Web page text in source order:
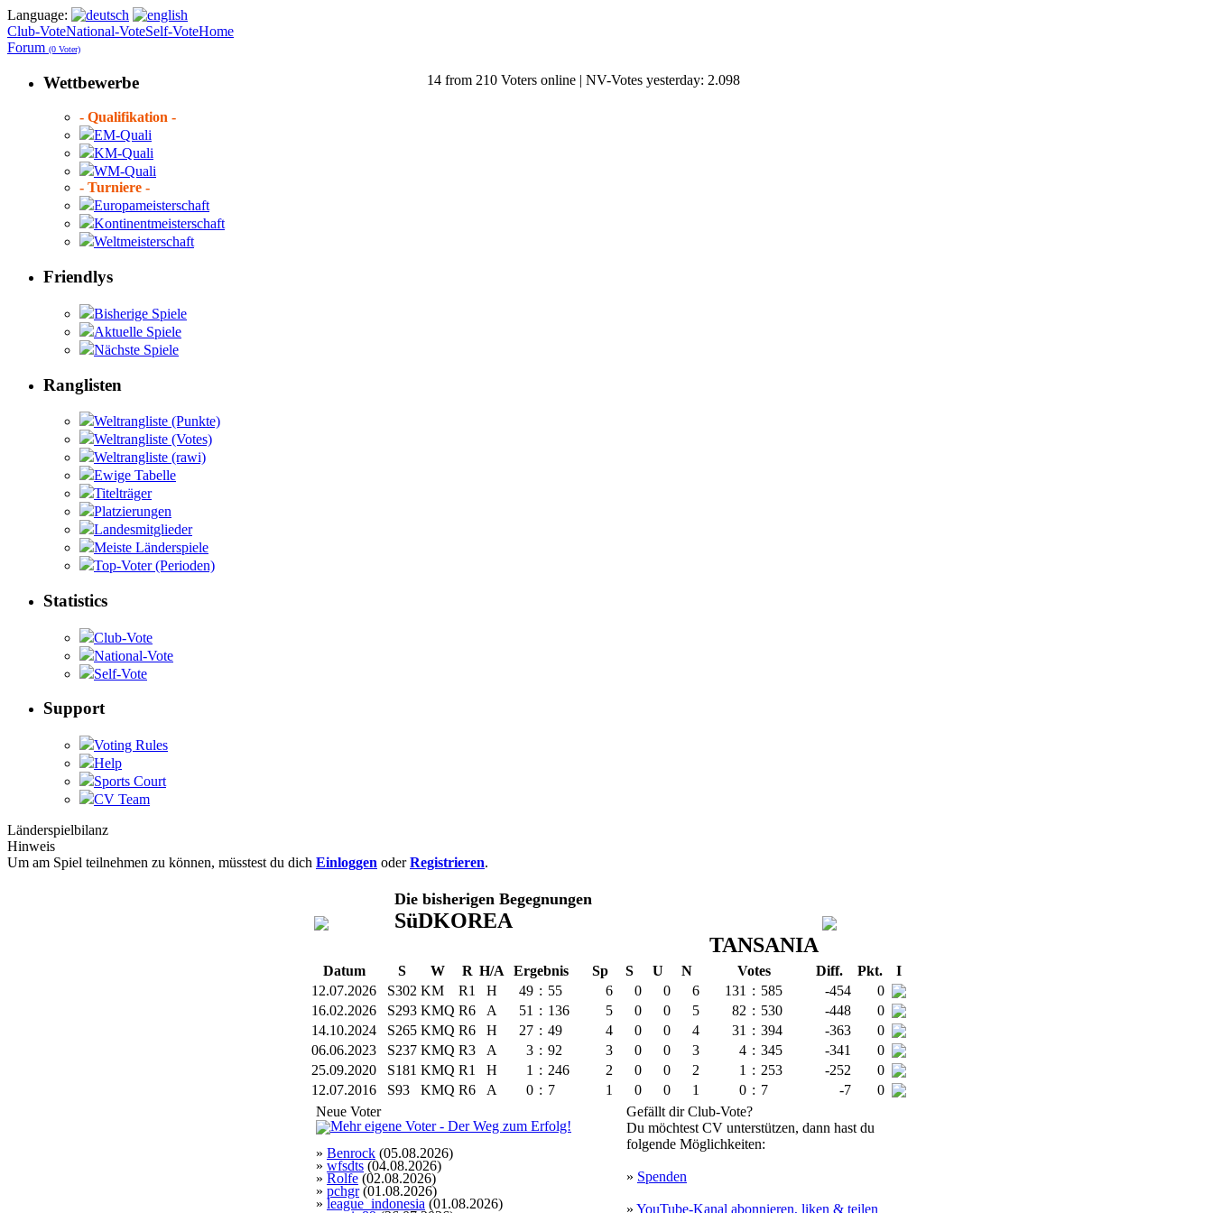
Language:
14 from 210 Voters online | NV-Votes yesterday: 2.098
Club-VoteNational-VoteSelf-VoteHome
Forum (0 Voter)
Wettbewerbe
- Qualifikation -
EM-Quali
KM-Quali
WM-Quali
- Turniere -
Europameisterschaft
Kontinentmeisterschaft
Weltmeisterschaft
Friendlys
Bisherige Spiele
Aktuelle Spiele
Nächste Spiele
Ranglisten
Weltrangliste (Punkte)
Weltrangliste (Votes)
Weltrangliste (rawi)
Ewige Tabelle
Titelträger
Platzierungen
Landesmitglieder
Meiste Länderspiele
Top-Voter (Perioden)
Statistics
Club-Vote
National-Vote
Self-Vote
Support
Voting Rules
Help
Sports Court
CV Team
Länderspielbilanz
Hinweis
Um am Spiel teilnehmen zu können, müsstest du dich Einloggen oderRegistrieren.
Die bisherigen Begegnungen
SüDKOREA
TANSANIA
Datum S W R H/A Ergebnis Sp S U N Votes Diff. Pkt.
I
12.07.2026
S302 KM R1 H 49 : 55 6 0 0 6 131 : 585 -454
0
16.02.2026
S293 KMQ R6 A 51 : 136 5 0 0 5 82 : 530 -448
0
14.10.2024
S265 KMQ R6 H 27 : 49 4 0 0 4 31 : 394 -363
0
06.06.2023
S237 KMQ R3 A 3 : 92 3 0 0 3 4 : 345 -341
0
25.09.2020
S181 KMQ R1 H 1 : 246 2 0 0 2 1 : 253 -252
0
12.07.2016
S93 KMQ R6 A 0 : 7 1 0 0 1 0 : 7 -7
0
Neue Voter
» Benrock (05.08.2026)
» wfsdts (04.08.2026)
» Rolfe (02.08.2026)
» pchgr(01.08.2026)
» league_indonesia (01.08.2026)
Gefällt dir Club-Vote?
Du möchtest CV unterstützen, dann hast du
folgende Möglichkeiten:
» Spenden
» YouTube-Kanal abonnieren, liken & teilen